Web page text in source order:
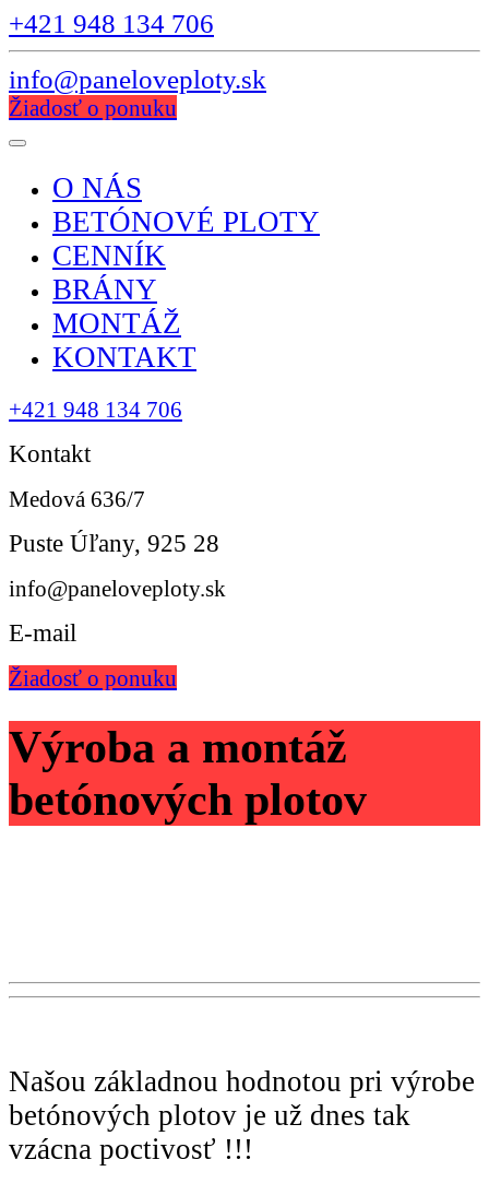
+421 948 134 706
info@paneloveploty.sk
Žiadosť o ponuku
O NÁS
BETÓNOVÉ PLOTY
CENNÍK
BRÁNY
MONTÁŽ
KONTAKT
+421 948 134 706
Kontakt
Medová 636/7
Puste Úľany, 925 28
info@paneloveploty.sk
E-mail
Žiadosť o ponuku
Výroba a montáž
betónových plotov
Našou základnou hodnotou pri výrobe
betónových plotov je už dnes tak
vzácna poctivosť !!!